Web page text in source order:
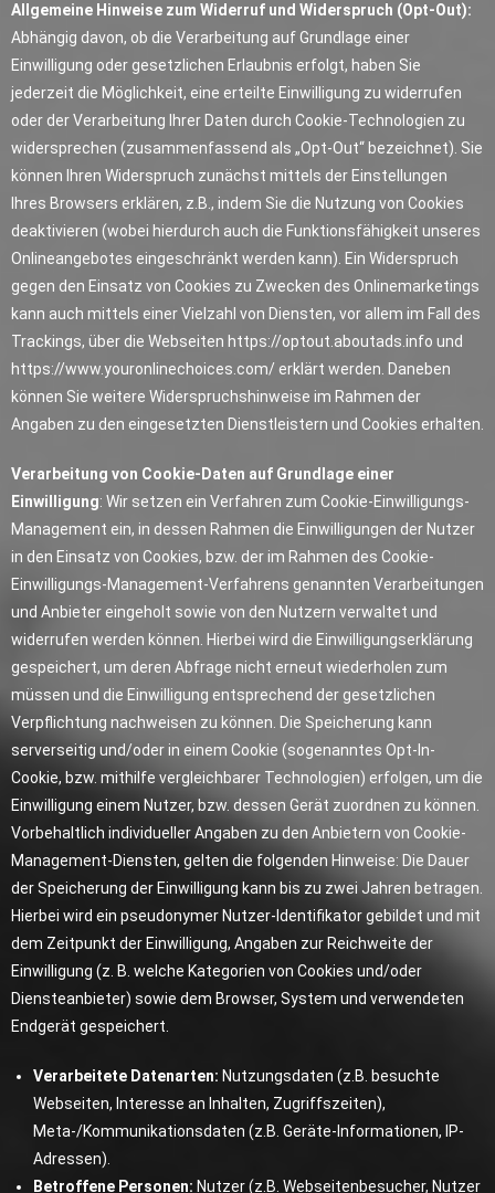
Allgemeine Hinweise zum Widerruf und Widerspruch (Opt-Out):
Abhängig davon, ob die Verarbeitung auf Grundlage einer
Einwilligung oder gesetzlichen Erlaubnis erfolgt, haben Sie
jederzeit die Möglichkeit, eine erteilte Einwilligung zu widerrufen
oder der Verarbeitung Ihrer Daten durch Cookie-Technologien zu
widersprechen (zusammenfassend als „Opt-Out“ bezeichnet). Sie
können Ihren Widerspruch zunächst mittels der Einstellungen
Ihres Browsers erklären, z.B., indem Sie die Nutzung von Cookies
deaktivieren (wobei hierdurch auch die Funktionsfähigkeit unseres
Onlineangebotes eingeschränkt werden kann). Ein Widerspruch
gegen den Einsatz von Cookies zu Zwecken des Onlinemarketings
kann auch mittels einer Vielzahl von Diensten, vor allem im Fall des
Trackings, über die Webseiten https://optout.aboutads.info und
https://www.youronlinechoices.com/ erklärt werden. Daneben
können Sie weitere Widerspruchshinweise im Rahmen der
Angaben zu den eingesetzten Dienstleistern und Cookies erhalten.
Verarbeitung von Cookie-Daten auf Grundlage einer
Einwilligung: Wir setzen ein Verfahren zum Cookie-Einwilligungs-
Management ein, in dessen Rahmen die Einwilligungen der Nutzer
in den Einsatz von Cookies, bzw. der im Rahmen des Cookie-
Einwilligungs-Management-Verfahrens genannten Verarbeitungen
und Anbieter eingeholt sowie von den Nutzern verwaltet und
widerrufen werden können. Hierbei wird die Einwilligungserklärung
gespeichert, um deren Abfrage nicht erneut wiederholen zum
müssen und die Einwilligung entsprechend der gesetzlichen
Verpflichtung nachweisen zu können. Die Speicherung kann
serverseitig und/oder in einem Cookie (sogenanntes Opt-In-
Cookie, bzw. mithilfe vergleichbarer Technologien) erfolgen, um die
Einwilligung einem Nutzer, bzw. dessen Gerät zuordnen zu können.
Vorbehaltlich individueller Angaben zu den Anbietern von Cookie-
Management-Diensten, gelten die folgenden Hinweise: Die Dauer
der Speicherung der Einwilligung kann bis zu zwei Jahren betragen.
Hierbei wird ein pseudonymer Nutzer-Identifikator gebildet und mit
dem Zeitpunkt der Einwilligung, Angaben zur Reichweite der
Einwilligung (z. B. welche Kategorien von Cookies und/oder
Diensteanbieter) sowie dem Browser, System und verwendeten
Endgerät gespeichert.
Verarbeitete Datenarten: Nutzungsdaten (z.B. besuchte
Webseiten, Interesse an Inhalten, Zugriffszeiten),
Meta-/Kommunikationsdaten (z.B. Geräte-Informationen, IP-
Adressen).
Betroffene Personen: Nutzer (z.B. Webseitenbesucher, Nutzer